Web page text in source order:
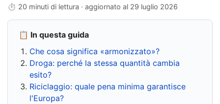
⏱ 20 minuti di lettura · aggiornato al 29 luglio 2026
📋 In questa guida
Che cosa significa «armonizzato»?
Droga: perché la stessa quantità cambia
esito?
Riciclaggio: quale pena minima garantisce
l'Europa?